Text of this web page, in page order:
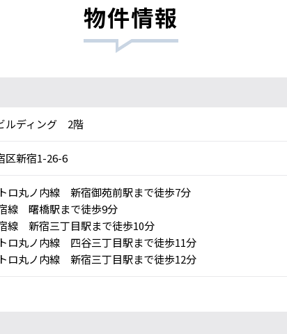
物件情報
ルディング 2階
区新宿1-26-6
ロ丸ノ内線 新宿御苑前駅まで徒歩7分
線 曙橋駅まで徒歩9分
線 新宿三丁目駅まで徒歩10分
ロ丸ノ内線 四谷三丁目駅まで徒歩11分
ロ丸ノ内線 新宿三丁目駅まで徒歩12分